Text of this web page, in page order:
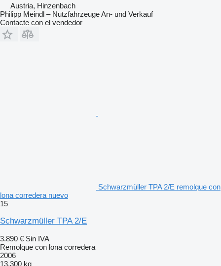
Austria, Hinzenbach
Philipp Meindl – Nutzfahrzeuge An- und Verkauf
Contacte con el vendedor
Schwarzmüller TPA 2/E remolque con
lona corredera nuevo
15
Schwarzmüller TPA 2/E
3.890 € Sin IVA
Remolque con lona corredera
2006
13.300 kg